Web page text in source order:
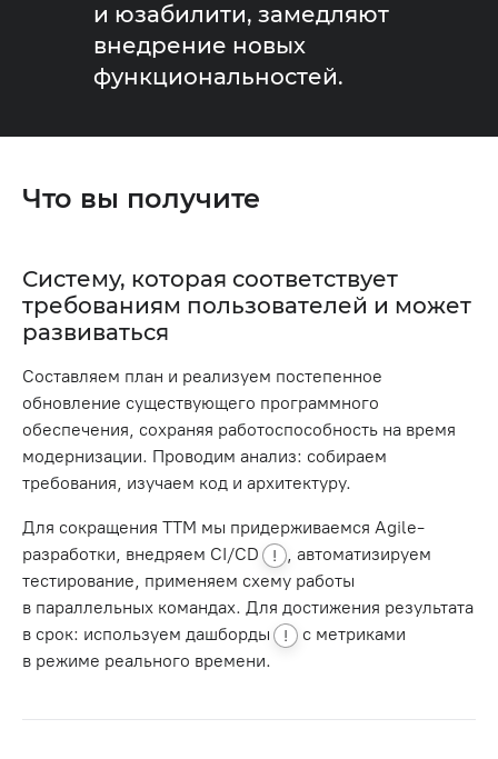
и юзабилити, замедляют
внедрение новых
функциональностей.
Что вы получите
Систему, которая соответствует
требованиям пользователей и может
развиваться
Составляем план и реализуем постепенное
обновление существующего программного
обеспечения, сохраняя работоспособность на время
модернизации. Проводим анализ: собираем
требования, изучаем код и архитектуру.
Для сокращения ТТМ мы придерживаемся Agile-
разработки, внедряем CI/CD !
, автоматизируем
тестирование, применяем схему работы
в параллельных командах. Для достижения результата
в срок: используем дашборды !
с метриками
в режиме реального времени.